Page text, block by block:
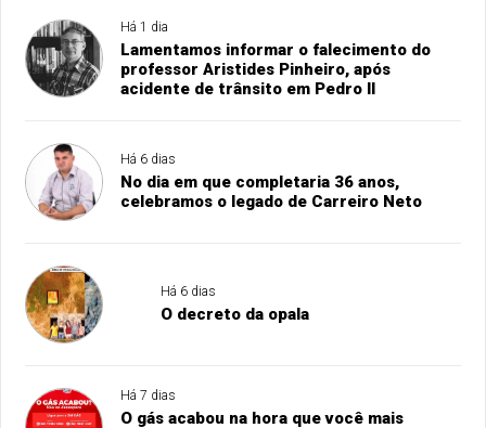
Há 1 dia
Lamentamos informar o falecimento do
professor Aristides Pinheiro, após
acidente de trânsito em Pedro II
Há 6 dias
No dia em que completaria 36 anos,
celebramos o legado de Carreiro Neto
Há 6 dias
O decreto da opala
Há 7 dias
O gás acabou na hora que você mais